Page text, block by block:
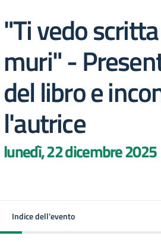
"Ti vedo
muri" -
del libro e
l'autrice
lunedì, 22 dicembre 2025
Indice dell'evento